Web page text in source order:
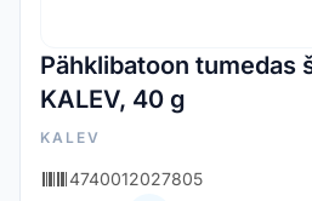
Pähklibatoon tumedas
KALEV, 40 g
KALEV
4740012027805